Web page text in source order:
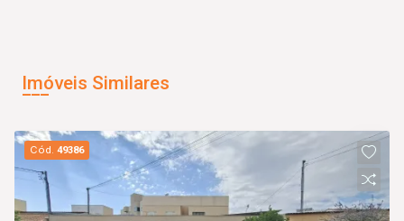
Imóveis Similares
Cód.49386